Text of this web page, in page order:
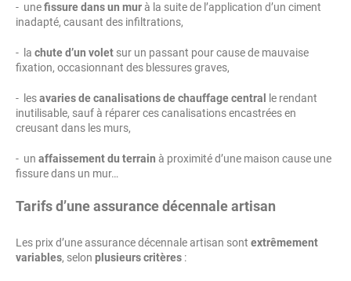
- unefissure dans un murà la suite de l’application d’un ciment
inadapté, causant des infiltrations,
- la chute d’un volet sur un passant pour cause de mauvaise
fixation, occasionnant des blessures graves,
- lesavaries de canalisations de chauffage central
le rendant
inutilisable, sauf à réparer ces canalisations encastrées en
creusant dans les murs,
- un affaissement du terrain à proximité d’une maison cause une
fissure dans un mur…
Tarifs d’une assurance décennale artisan
Les prix d’une assurance décennale artisan sont extrêmement
variables, selon plusieurs critères :